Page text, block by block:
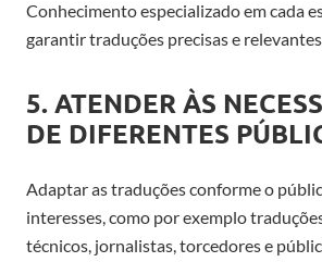
Conhecimento especializado em cada
garantir traduções precisas e
5. ATENDER ÀS
DE DIFERENTES
Adaptar as traduções conforme o
interesses, como por exemplo
técnicos, jornalistas, torcedores e